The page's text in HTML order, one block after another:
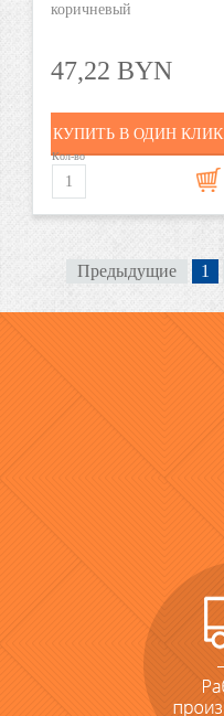
коричневый
47,22 BYN
Кол-во
КУПИТЬ В ОДИН КЛИК
Предыдущие 1